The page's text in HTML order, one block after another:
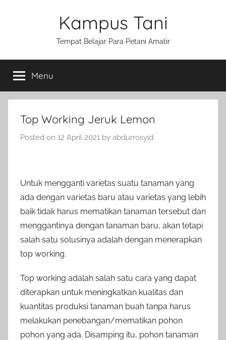
Kampus Tani
Tempat Belajar Para Petani Amatir
Menu
Top Working Jeruk Lemon
Posted on 12 April 2021 by abdurrosyid
Untuk mengganti varietas suatu tanaman yang
ada dengan varietas baru atau varietas yang lebih
baik tidak harus mematikan tanaman tersebut dan
menggantinya dengan tanaman baru, akan tetapi
salah satu solusinya adalah dengan menerapkan
top working.
Top working adalah salah satu cara yang dapat
diterapkan untuk meningkatkan kualitas dan
kuantitas produksi tanaman buah tanpa harus
melakukan penebangan/mematikan pohon
pohon yang ada. Disamping itu, pohon tanaman